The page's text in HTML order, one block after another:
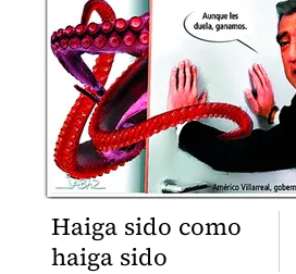
Haiga sido como
haiga sido